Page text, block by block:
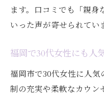
ます。口コミでも「親身
いった声が寄せられてい
福岡で30代女性にも人
福岡市で30代女性に人
制の充実や柔軟なカウン